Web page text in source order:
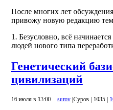
После многих лет
привожу новую редакцию
1. Безусловно, всё
людей нового типа
Генетический
цивилизаций
16 июля в 13:00 surov |Суров | 1035 |